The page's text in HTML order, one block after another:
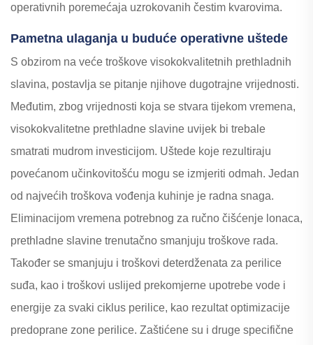
operativnih poremećaja uzrokovanih čestim kvarovima.
Pametna ulaganja u buduće operativne uštede
S obzirom na veće troškove visokokvalitetnih prethladnih
slavina, postavlja se pitanje njihove dugotrajne vrijednosti.
Međutim, zbog vrijednosti koja se stvara tijekom vremena,
visokokvalitetne prethladne slavine uvijek bi trebale
smatrati mudrom investicijom. Uštede koje rezultiraju
povećanom učinkovitošću mogu se izmjeriti odmah. Jedan
od najvećih troškova vođenja kuhinje je radna snaga.
Eliminacijom vremena potrebnog za ručno čišćenje lonaca,
prethladne slavine trenutačno smanjuju troškove rada.
Također se smanjuju i troškovi deterdženata za perilice
suđa, kao i troškovi uslijed prekomjerne upotrebe vode i
energije za svaki ciklus perilice, kao rezultat optimizacije
predoprane zone perilice. Zaštićene su i druge specifične